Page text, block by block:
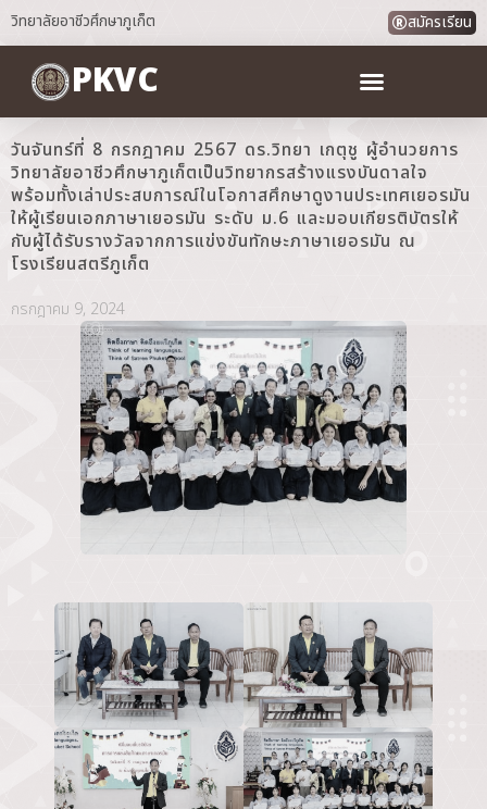
วิทยาลัยอาชีวศึกษาภูเก็ต สมัครเรียน
PKVC
วันจันทร์ที่ 8 กรกฎาคม 2567 ดร.วิทยา เกตุชู ผู้อำนวยการ
วิทยาลัยอาชีวศึกษาภูเก็ตเป็นวิทยากรสร้างแรงบันดาลใจ
พร้อมทั้งเล่าประสบการณ์ในโอกาสศึกษาดูงานประเทศเยอรมัน
ให้ผู้เรียนเอกภาษาเยอรมัน ระดับ ม.6 และมอบเกียรติบัตรให้
กับผู้ได้รับรางวัลจากการแข่งขันทักษะภาษาเยอรมัน ณ
โรงเรียนสตรีภูเก็ต
กรกฎาคม 9, 2024